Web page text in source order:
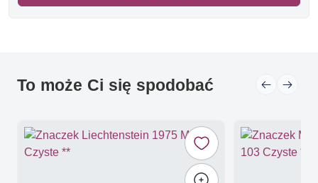
To może Ci się spodobać